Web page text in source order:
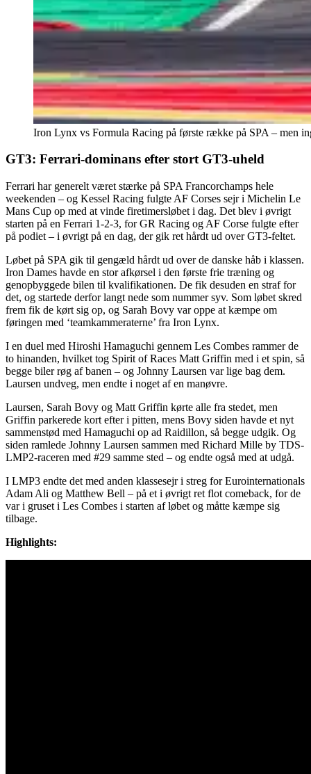
Iron Lynx vs Formula Racing på første række på SPA – men
GT3: Ferrari-dominans efter stort GT3-uheld
Ferrari har generelt været stærke på SPA Francorchamps hele
weekenden – og Kessel Racing fulgte AF Corses sejr i Michelin Le
Mans Cup op med at vinde firetimersløbet i dag. Det blev i øvrigt
starten på en Ferrari 1-2-3, for GR Racing og AF Corse fulgte efter
på podiet – i øvrigt på en dag, der gik ret hårdt ud over GT3-feltet.
Løbet på SPA gik til gengæld hårdt ud over de danske håb i klassen.
Iron Dames havde en stor afkørsel i den første frie træning og
genopbyggede bilen til kvalifikationen. De fik desuden en straf for
det, og startede derfor langt nede som nummer syv. Som løbet skred
frem fik de kørt sig op, og Sarah Bovy var oppe at kæmpe om
føringen med ‘teamkammeraterne’ fra Iron Lynx.
I en duel med Hiroshi Hamaguchi gennem Les Combes rammer de
to hinanden, hvilket tog Spirit of Races Matt Griffin med i et spin, så
begge biler røg af banen – og Johnny Laursen var lige bag dem.
Laursen undveg, men endte i noget af en manøvre.
Laursen, Sarah Bovy og Matt Griffin kørte alle fra stedet, men
Griffin parkerede kort efter i pitten, mens Bovy siden havde et nyt
sammenstød med Hamaguchi op ad Raidillon, så begge udgik. Og
siden ramlede Johnny Laursen sammen med Richard Mille by TDS-
LMP2-raceren med #29 samme sted – og endte også med at udgå.
I LMP3 endte det med anden klassesejr i streg for Eurointernationals
Adam Ali og Matthew Bell – på et i øvrigt ret flot comeback, for de
var i gruset i Les Combes i starten af løbet og måtte kæmpe sig
tilbage.
Highlights: